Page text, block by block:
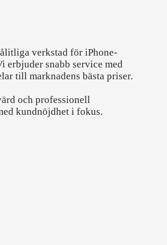
verkstad för iPhone-
erbjuder snabb service med
till marknadens bästa priser.
och professionell
kundnöjdhet i fokus.